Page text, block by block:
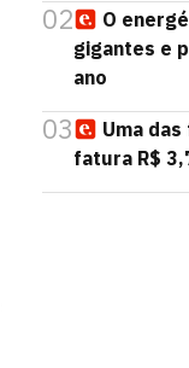
02
O
gigantes e
ano
03
Uma
fatura R$